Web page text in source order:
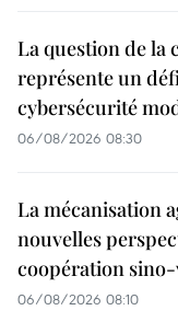
La question de la
représente un
cybersécurité
06/08/2026 08:30
La mécanisation
nouvelles
coopération
06/08/2026 08:10